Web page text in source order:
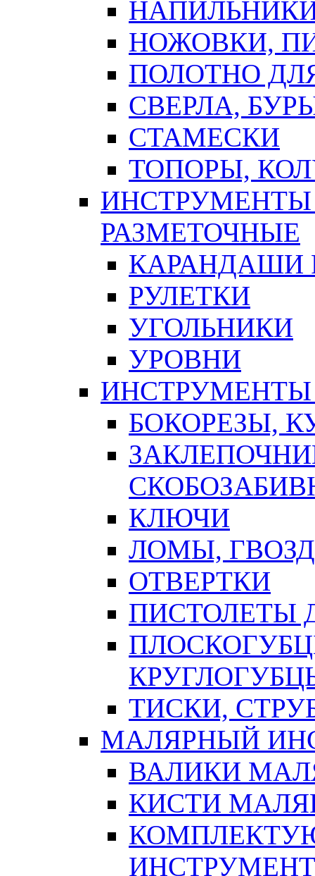
НОЖОВКИ,
ПОЛОТНО
СВЕРЛА,
СТАМЕСКИ
ТОПОРЫ,
ИНСТРУМЕНТЫ
РАЗМЕТОЧНЫЕ
КАРАНДАШИ
РУЛЕТКИ
УГОЛЬНИКИ
УРОВНИ
БОКОРЕЗЫ,
КЛЮЧИ
ЛОМЫ,
ОТВЕРТКИ
ПИСТОЛЕТЫ
ТИСКИ,
МАЛЯРНЫЙ
ВАЛИКИ
КИСТИ